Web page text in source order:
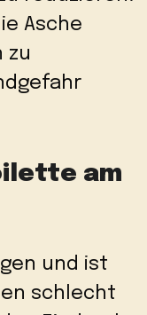
Asche
zu
am
und ist
schlecht